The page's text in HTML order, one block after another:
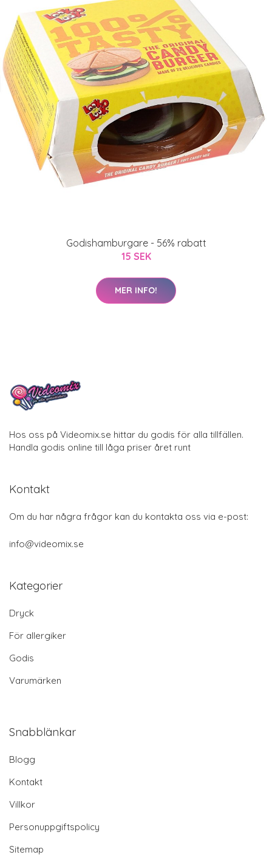
Godishamburgare - 56% rabatt
15 SEK
MER INFO!
Hos oss på Videomix.se hittar du godis för alla tillfällen.
Handla godis online till låga priser året runt
Kontakt
Om du har några frågor kan du kontakta oss via e-post:
info@videomix.se
Kategorier
Dryck
För allergiker
Godis
Varumärken
Snabblänkar
Blogg
Kontakt
Villkor
Personuppgiftspolicy
Sitemap